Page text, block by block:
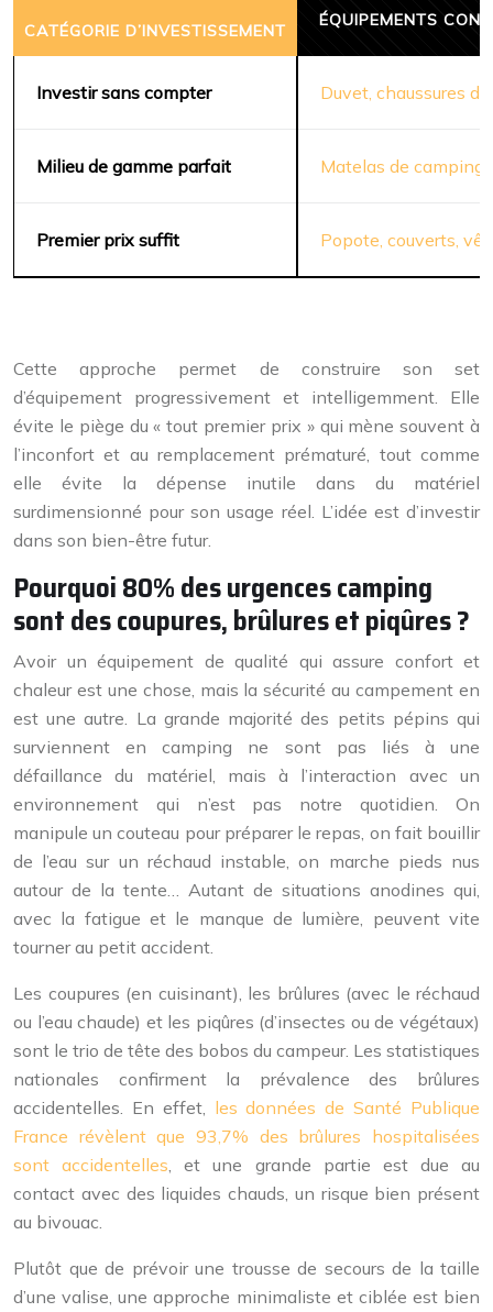
CATÉGORIE D’INVESTISSEMENT
ÉQUIPEMENTS
Investir sans compter Duvet, chaussures
Milieu de gamme parfait Matelas de
Premier prix suffit Popote, couverts,
Cette approche permet de construire son set
d’équipement progressivement et intelligemment. Elle
évite le piège du « tout premier prix » qui mène souvent à
l’inconfort et au remplacement prématuré, tout comme
elle évite la dépense inutile dans du matériel
surdimensionné pour son usage réel. L’idée est d’investir
dans son bien-être futur.
Pourquoi 80% des urgences camping
sont des coupures, brûlures et piqûres ?
Avoir un équipement de qualité qui assure confort et
chaleur est une chose, mais la sécurité au campement en
est une autre. La grande majorité des petits pépins qui
surviennent en camping ne sont pas liés à une
défaillance du matériel, mais à l’interaction avec un
environnement qui n’est pas notre quotidien. On
manipule un couteau pour préparer le repas, on fait bouillir
de l’eau sur un réchaud instable, on marche pieds nus
autour de la tente… Autant de situations anodines qui,
avec la fatigue et le manque de lumière, peuvent vite
tourner au petit accident.
Les coupures (en cuisinant), les brûlures (avec le réchaud
ou l’eau chaude) et les piqûres (d’insectes ou de végétaux)
sont le trio de tête des bobos du campeur. Les statistiques
nationales confirment la prévalence des brûlures
accidentelles. En effet, les données de Santé Publique
France révèlent que 93,7% des brûlures hospitalisées
sont accidentelles , et une grande partie est due au
contact avec des liquides chauds, un risque bien présent
au bivouac.
Plutôt que de prévoir une trousse de secours de la taille
d’une valise, une approche minimaliste et ciblée est bien